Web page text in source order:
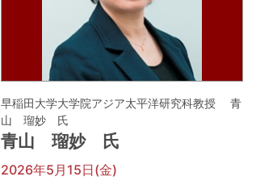
早稲田大学大学院アジア太平洋研究科教授 青
山 瑠妙 氏
青山 瑠妙 氏
2026年5月15日(金)